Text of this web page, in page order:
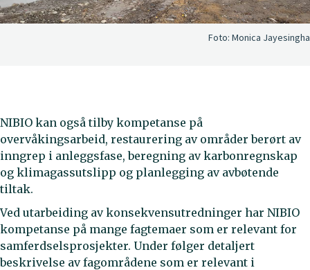
Foto: Monica Jayesingha
NIBIO kan også tilby kompetanse på
overvåkingsarbeid, restaurering av områder berørt av
inngrep i anleggsfase, beregning av karbonregnskap
og klimagassutslipp og planlegging av avbøtende
tiltak.
Ved utarbeiding av konsekvensutredninger har NIBIO
kompetanse på mange fagtemaer som er relevant for
samferdselsprosjekter. Under følger detaljert
beskrivelse av fagområdene som er relevant i